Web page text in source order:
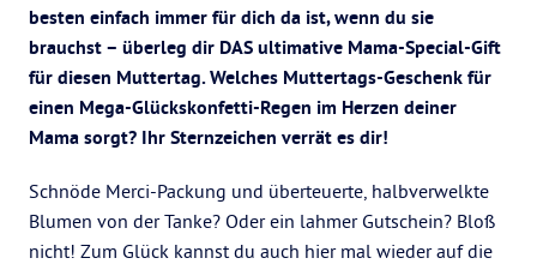
besten einfach immer für dich da ist, wenn du sie
brauchst – überleg dir DAS ultimative Mama-Special-Gift
für diesen Muttertag. Welches Muttertags-Geschenk für
einen Mega-Glückskonfetti-Regen im Herzen deiner
Mama sorgt? Ihr Sternzeichen verrät es dir!
Schnöde Merci-Packung und überteuerte, halbverwelkte
Blumen von der Tanke? Oder ein lahmer Gutschein? Bloß
nicht! Zum Glück kannst du auch hier mal wieder auf die